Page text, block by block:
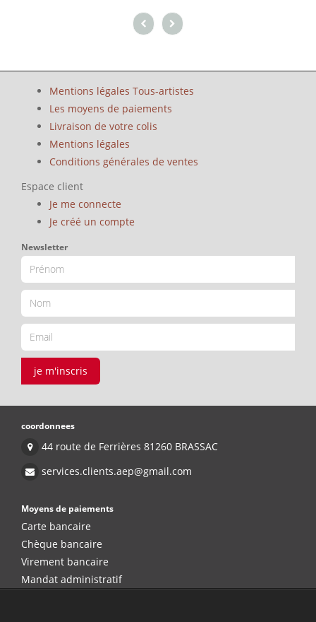
Mentions légales Tous-artistes
Les moyens de paiements
Livraison de votre colis
Mentions légales
Conditions générales de ventes
Espace client
Je me connecte
Je créé un compte
Newsletter
je m'inscris
coordonnees
44 route de Ferrières 81260 BRASSAC
services.clients.aep@gmail.com
Moyens de paiements
Carte bancaire
Chèque bancaire
Virement bancaire
Mandat administratif